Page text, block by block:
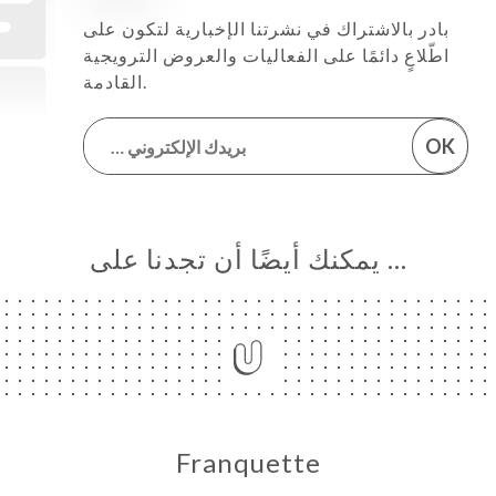
بادر بالاشتراك في نشرتنا الإخبارية لتكون على
اطّلاعٍ دائمًا على الفعاليات والعروض الترويجية
القادمة.
OK
… يمكنك أيضًا أن تجدنا على
Franquette